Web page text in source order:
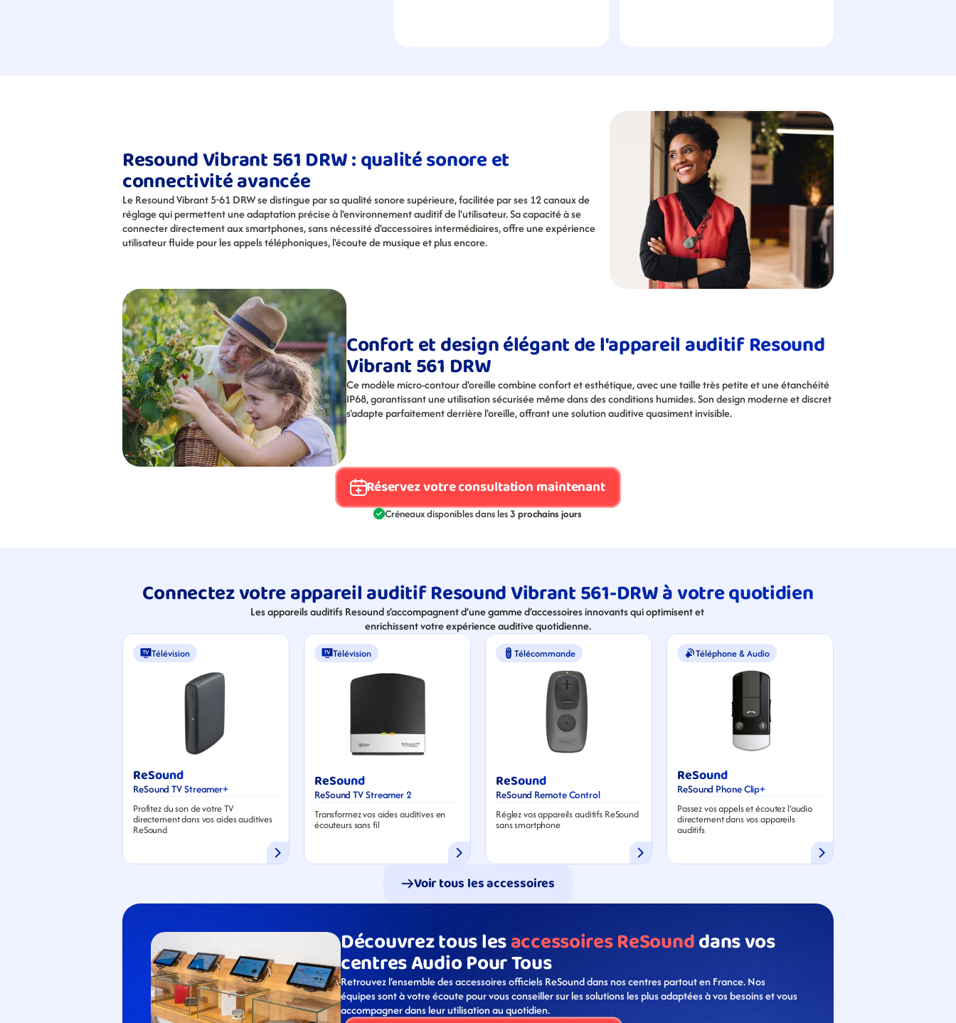
Resound Vibrant 561 DRW : qualité sonore et
connectivité avancée
Le Resound Vibrant 5-61 DRW se distingue par sa qualité sonore supérieure, facilitée par ses 12 canaux de
réglage qui permettent une adaptation précise à l'environnement auditif de l'utilisateur. Sa capacité à se
connecter directement aux smartphones, sans nécessité d'accessoires intermédiaires, offre une expérience
utilisateur fluide pour les appels téléphoniques, l'écoute de musique et plus encore.
Confort et design élégant de l'appareil auditif Resound
Vibrant 561 DRW
Ce modèle micro-contour d'oreille combine confort et esthétique, avec une taille très petite et une étanchéité
IP68, garantissant une utilisation sécurisée même dans des conditions humides. Son design moderne et discret
s'adapte parfaitement derrière l'oreille, offrant une solution auditive quasiment invisible.
Réservez votre consultation maintenant
Créneaux disponibles dans les 3 prochains jours
Connectez votre appareil auditif Resound Vibrant 561-DRW à votre quotidien
Les appareils auditifs Resound s’accompagnent d’une gamme d’accessoires innovants qui optimisent et
enrichissent votre expérience auditive quotidienne.
Télévision
ReSound
ReSound TV Streamer+
Profitez du son de votre TV
directement dans vos aides auditives
ReSound
Télévision
ReSound
ReSound TV Streamer 2
Transformez vos aides auditives en
écouteurs sans fil
Télécommande
ReSound
ReSound Remote Control
Réglez vos appareils auditifs ReSound
sans smartphone
Téléphone & Audio
ReSound
ReSound Phone Clip+
Passez vos appels et écoutez l’audio
directement dans vos appareils
auditifs
Voir tous les accessoires
Découvrez tous les accessoires ReSound dans vos
centres Audio Pour Tous
Retrouvez l’ensemble des accessoires officiels ReSound dans nos centres partout en France. Nos
équipes sont à votre écoute pour vous conseiller sur les solutions les plus adaptées à vos besoins et vous
accompagner dans leur utilisation au quotidien.